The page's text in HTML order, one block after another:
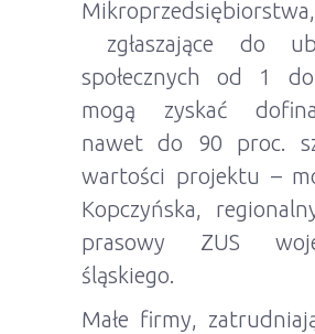
Mikroprzedsiębiorstwa,
zgłaszające do
społecznych od 1
mogą zyskać
nawet do 90 proc.
wartości projektu –
Kopczyńska,
prasowy ZUS
śląskiego.
Małe firmy,